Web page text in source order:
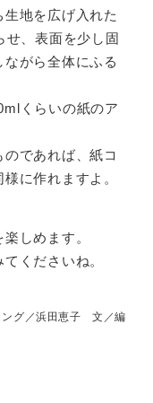
生地を広げ入れた
せ、表面を少し固
がら全体にふる
くらいの紙のア
であれば、紙コ
に作れますよ。
しめます。
くださいね。
グ／浜田恵子 文／編